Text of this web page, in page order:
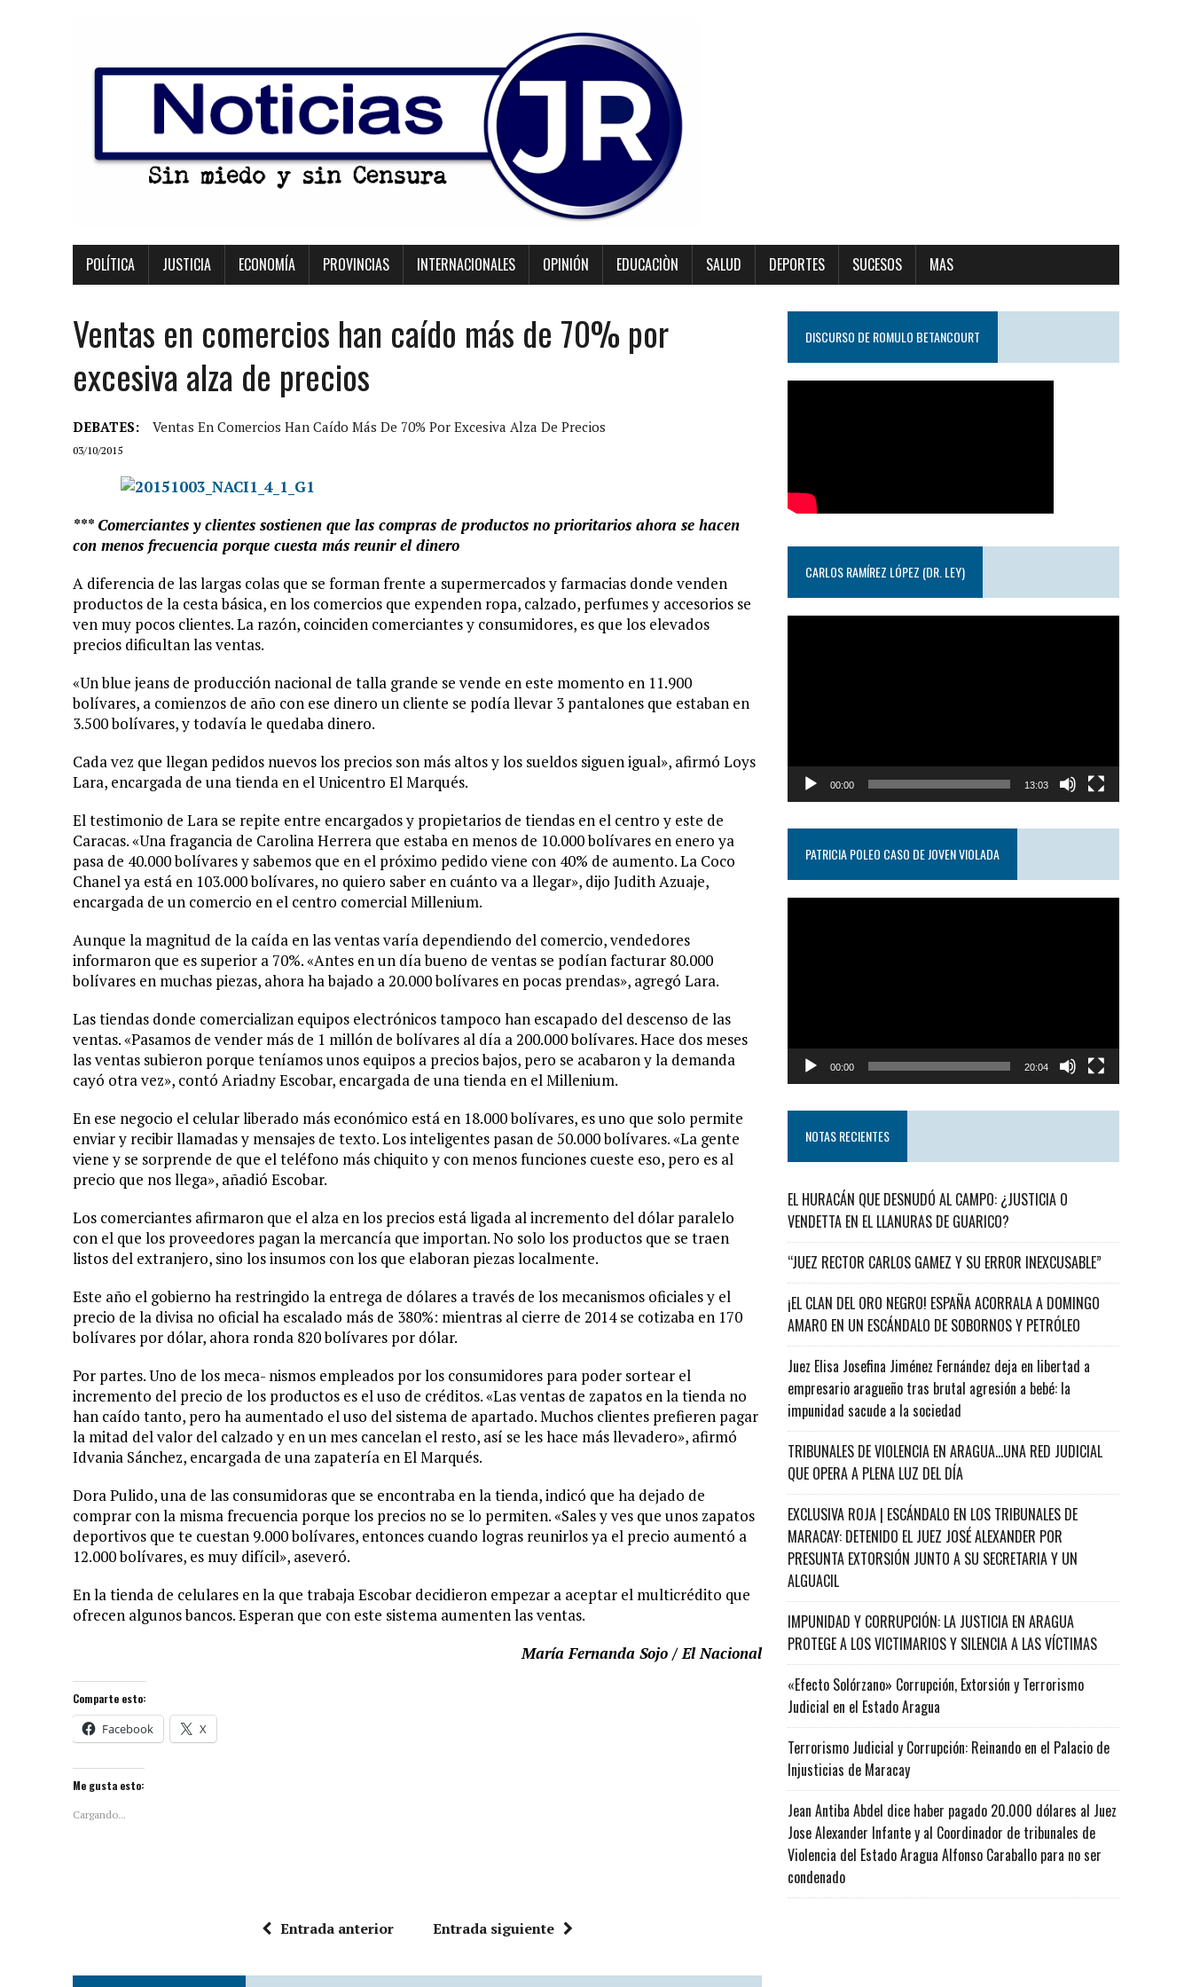
POLÍTICA JUSTICIA ECONOMÍA PROVINCIAS INTERNACIONALES OPINIÓN EDUCACIÒN SALUD DEPORTES SUCESOS MAS
Ventas en comercios han caído más de 70% por
excesiva alza de precios
DEBATES: Ventas En Comercios Han Caído Más De 70% Por Excesiva Alza De Precios
03/10/2015
*** Comerciantes y clientes sostienen que las compras de productos no prioritarios ahora se hacen
con menos frecuencia porque cuesta más reunir el dinero
A diferencia de las largas colas que se forman frente a supermercados y farmacias donde venden
productos de la cesta básica, en los comercios que expenden ropa, calzado, perfumes y accesorios se
ven muy pocos clientes. La razón, coinciden comerciantes y consumidores, es que los elevados
precios dificultan las ventas.
«Un blue jeans de producción nacional de talla grande se vende en este momento en 11.900
bolívares, a comienzos de año con ese dinero un cliente se podía llevar 3 pantalones que estaban en
3.500 bolívares, y todavía le quedaba dinero.
Cada vez que llegan pedidos nuevos los precios son más altos y los sueldos siguen igual», afirmó Loys
Lara, encargada de una tienda en el Unicentro El Marqués.
El testimonio de Lara se repite entre encargados y propietarios de tiendas en el centro y este de
Caracas. «Una fragancia de Carolina Herrera que estaba en menos de 10.000 bolívares en enero ya
pasa de 40.000 bolívares y sabemos que en el próximo pedido viene con 40% de aumento. La Coco
Chanel ya está en 103.000 bolívares, no quiero saber en cuánto va a llegar», dijo Judith Azuaje,
encargada de un comercio en el centro comercial Millenium.
Aunque la magnitud de la caída en las ventas varía dependiendo del comercio, vendedores
informaron que es superior a 70%. «Antes en un día bueno de ventas se podían facturar 80.000
bolívares en muchas piezas, ahora ha bajado a 20.000 bolívares en pocas prendas», agregó Lara.
Las tiendas donde comercializan equipos electrónicos tampoco han escapado del descenso de las
ventas. «Pasamos de vender más de 1 millón de bolívares al día a 200.000 bolívares. Hace dos meses
las ventas subieron porque teníamos unos equipos a precios bajos, pero se acabaron y la demanda
cayó otra vez», contó Ariadny Escobar, encargada de una tienda en el Millenium.
En ese negocio el celular liberado más económico está en 18.000 bolívares, es uno que solo permite
enviar y recibir llamadas y mensajes de texto. Los inteligentes pasan de 50.000 bolívares. «La gente
viene y se sorprende de que el teléfono más chiquito y con menos funciones cueste eso, pero es al
precio que nos llega», añadió Escobar.
Los comerciantes afirmaron que el alza en los precios está ligada al incremento del dólar paralelo
con el que los proveedores pagan la mercancía que importan. No solo los productos que se traen
listos del extranjero, sino los insumos con los que elaboran piezas localmente.
Este año el gobierno ha restringido la entrega de dólares a través de los mecanismos oficiales y el
precio de la divisa no oficial ha escalado más de 380%: mientras al cierre de 2014 se cotizaba en 170
bolívares por dólar, ahora ronda 820 bolívares por dólar.
Por partes. Uno de los meca- nismos empleados por los consumidores para poder sortear el
incremento del precio de los productos es el uso de créditos. «Las ventas de zapatos en la tienda no
han caído tanto, pero ha aumentado el uso del sistema de apartado. Muchos clientes prefieren pagar
la mitad del valor del calzado y en un mes cancelan el resto, así se les hace más llevadero», afirmó
Idvania Sánchez, encargada de una zapatería en El Marqués.
Dora Pulido, una de las consumidoras que se encontraba en la tienda, indicó que ha dejado de
comprar con la misma frecuencia porque los precios no se lo permiten. «Sales y ves que unos zapatos
deportivos que te cuestan 9.000 bolívares, entonces cuando logras reunirlos ya el precio aumentó a
12.000 bolívares, es muy difícil», aseveró.
En la tienda de celulares en la que trabaja Escobar decidieron empezar a aceptar el multicrédito que
ofrecen algunos bancos. Esperan que con este sistema aumenten las ventas.
María Fernanda Sojo / El Nacional
Comparte esto:
Facebook X
Me gusta esto:
Cargando...
Entrada anterior Entrada siguiente
DISCURSO DE ROMULO BETANCOURT
CARLOS RAMÍREZ LÓPEZ (DR. LEY)
00:00 13:03
PATRICIA POLEO CASO DE JOVEN VIOLADA
00:00 20:04
NOTAS RECIENTES
EL HURACÁN QUE DESNUDÓ AL CAMPO: ¿JUSTICIA O
VENDETTA EN EL LLANURAS DE GUARICO?
“JUEZ RECTOR CARLOS GAMEZ Y SU ERROR INEXCUSABLE”
¡EL CLAN DEL ORO NEGRO! ESPAÑA ACORRALA A DOMINGO
AMARO EN UN ESCÁNDALO DE SOBORNOS Y PETRÓLEO
Juez Elisa Josefina Jiménez Fernández deja en libertad a
empresario aragueño tras brutal agresión a bebé: la
impunidad sacude a la sociedad
TRIBUNALES DE VIOLENCIA EN ARAGUA…UNA RED JUDICIAL
QUE OPERA A PLENA LUZ DEL DÍA
EXCLUSIVA ROJA | ESCÁNDALO EN LOS TRIBUNALES DE
MARACAY: DETENIDO EL JUEZ JOSÉ ALEXANDER POR
PRESUNTA EXTORSIÓN JUNTO A SU SECRETARIA Y UN
ALGUACIL
IMPUNIDAD Y CORRUPCIÓN: LA JUSTICIA EN ARAGUA
PROTEGE A LOS VICTIMARIOS Y SILENCIA A LAS VÍCTIMAS
«Efecto Solórzano» Corrupción, Extorsión y Terrorismo
Judicial en el Estado Aragua
Terrorismo Judicial y Corrupción: Reinando en el Palacio de
Injusticias de Maracay
Jean Antiba Abdel dice haber pagado 20.000 dólares al Juez
Jose Alexander Infante y al Coordinador de tribunales de
Violencia del Estado Aragua Alfonso Caraballo para no ser
condenado